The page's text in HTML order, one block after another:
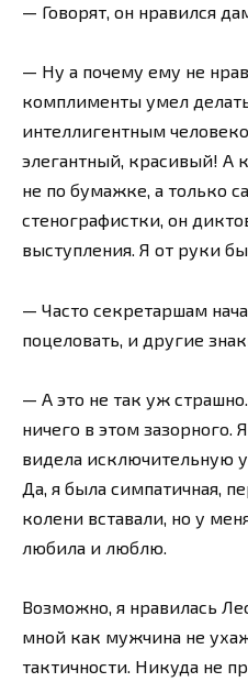
— Говорят, он нравился
— Ну а почему ему не
комплименты умел
интеллигентным
элегантный, красивый! А
не по бумажке, а только
стенографистки, он
выступления. Я от руки
— Часто секретаршам
поцеловать, и другие
— А это не так уж
ничего в этом зазорного.
видела исключительную
Да, я была симпатичная,
колени вставали, но у
любила и люблю.
Возможно, я нравилась
мной как мужчина не
тактичности. Никуда не